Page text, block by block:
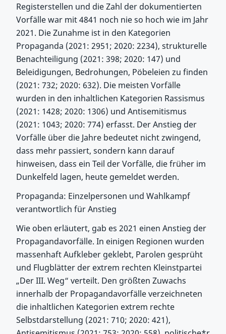
Registerstellen und die Zahl der dokumentierten
Vorfälle war mit 4841 noch nie so hoch wie im Jahr
2021. Die Zunahme ist in den Kategorien
Propaganda (2021: 2951; 2020: 2234), strukturelle
Benachteiligung (2021: 398; 2020: 147) und
Beleidigungen, Bedrohungen, Pöbeleien zu finden
(2021: 732; 2020: 632). Die meisten Vorfälle
wurden in den inhaltlichen Kategorien Rassismus
(2021: 1428; 2020: 1306) und Antisemitismus
(2021: 1043; 2020: 774) erfasst. Der Anstieg der
Vorfälle über die Jahre bedeutet nicht zwingend,
dass mehr passiert, sondern kann darauf
hinweisen, dass ein Teil der Vorfälle, die früher im
Dunkelfeld lagen, heute gemeldet werden.
Propaganda: Einzelpersonen und Wahlkampf
verantwortlich für Anstieg
Wie oben erläutert, gab es 2021 einen Anstieg der
Propagandavorfälle. In einigen Regionen wurden
massenhaft Aufkleber geklebt, Parolen gesprüht
und Flugblätter der extrem rechten Kleinstpartei
„Der III. Weg“ verteilt. Den größten Zuwachs
innerhalb der Propagandavorfälle verzeichneten
die inhaltlichen Kategorien extrem rechte
Selbstdarstellung (2021: 710; 2020: 421),